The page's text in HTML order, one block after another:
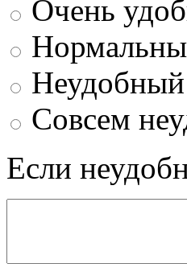
Очень
Неудобный
Совсем
Если